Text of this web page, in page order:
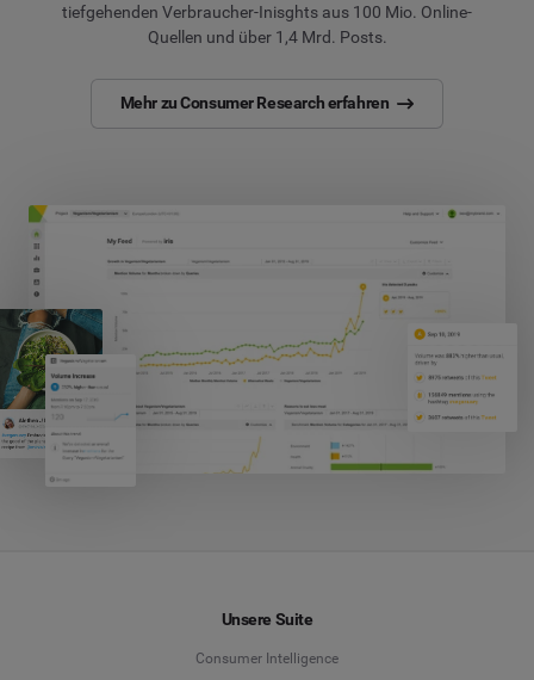
tiefgehenden Verbraucher-Inisghts aus 100 Mio. Online-
Quellen und über 1,4 Mrd. Posts.
Mehr zu Consumer Research erfahren
Unsere Suite
Consumer Intelligence